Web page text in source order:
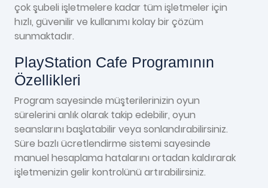
çok şubeli işletmelere kadar tüm işletmeler için
hızlı, güvenilir ve kullanımı kolay bir çözüm
sunmaktadır.
PlayStation Cafe Programının
Özellikleri
Program sayesinde müşterilerinizin oyun
sürelerini anlık olarak takip edebilir, oyun
seanslarını başlatabilir veya sonlandırabilirsiniz.
Süre bazlı ücretlendirme sistemi sayesinde
manuel hesaplama hatalarını ortadan kaldırarak
işletmenizin gelir kontrolünü artırabilirsiniz.